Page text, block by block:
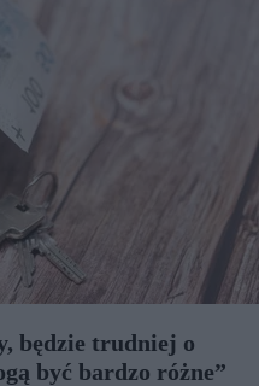
będzie trudniej o
być bardzo różne”